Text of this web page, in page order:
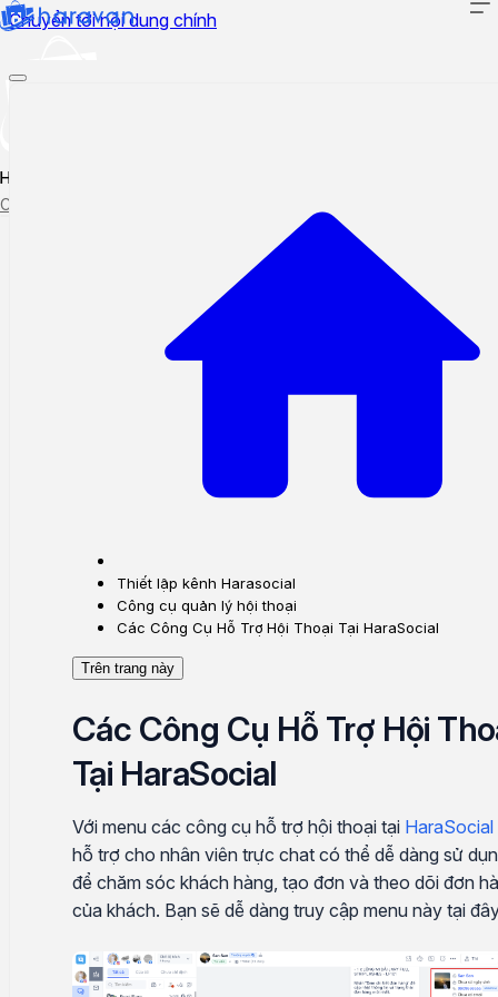
Chuyển tới nội dung chính
Hướng dẫn sử dụng
Cập nhật tính năng mới
Thiết lập kênh Harasocial
Công cụ quản lý hội thoại
Các Công Cụ Hỗ Trợ Hội Thoại Tại HaraSocial
Trên trang này
Các Công Cụ Hỗ Trợ Hội
Tại HaraSocial
Với menu các công cụ hỗ trợ hội thoại tại HaraSocial
hỗ trợ cho nhân viên trực chat có thể dễ dàng sử
để chăm sóc khách hàng, tạo đơn và theo dõi đơn
của khách. Bạn sẽ dễ dàng truy cập menu này tại